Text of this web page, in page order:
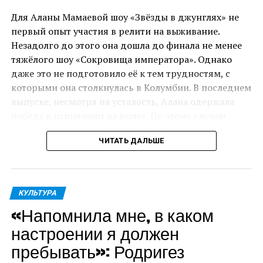
ДАЛЬШЕ
«Напомнила мне, в каком настроении я должен
пребывать»: Родригез рассказал о трогательном
сюрпризе от Кати Кабак
НЕ ПРОПУСТИ
«Жена меня не кормит»: Гарик Харламов раскрыл
подробности семейной жизни с Катериной
«Человек с сумкой» станет первой крупной ролью
Шварценеггера в полнометражном фильме после
«Терминатора: Темные судьбы» 2019 года.
Для Аланы Мамаевой шоу «Звёзды в джунглях» не
первый опыт участия в релити на выживание.
Незадолго до этого она дошла до финала не менее
тяжёлого шоу «Сокровища императора». Однако
даже это не подготовило её к тем трудностям, с
которыми она столкнулась в Колумбии. В последнем
выпуске, несмотря на усталость, Алана одержала
участникам организовали праздник, который чуть
не закончился для модели нервным срывом.
«Я осталась в проекте, прошла испытание. Но
испытание, которое было в конце дня, я, к
сожалению, не прошла. Нам накрыли гигантский
стол с невероятно вкусной едой. Дали 60 секунд,
чтобы мы поели. А потом жестоко её выбросили. Я
только отошла от своей истерики, потому что это
было просто невыносимо. Это самое сложное
ЧИТАТЬ ДАЛЬШЕ
КУЛЬТУРА
«Напомнила мне, в каком
настроении я должен
пребывать»: Родригез